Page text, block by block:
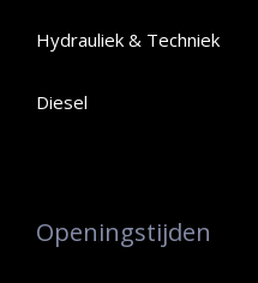
Hydrauliek & Techniek
Diesel
Openingstijden